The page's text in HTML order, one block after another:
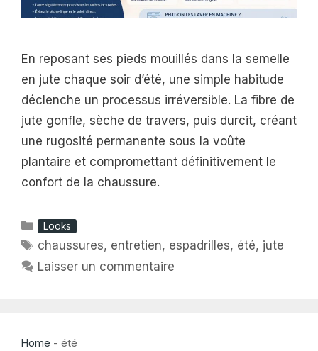
En reposant ses pieds mouillés dans la semelle
en jute chaque soir d’été, une simple habitude
déclenche un processus irréversible. La fibre de
jute gonfle, sèche de travers, puis durcit, créant
une rugosité permanente sous la voûte
plantaire et compromettant définitivement le
confort de la chaussure.
Catégories
Looks
Étiquettes
chaussures, entretien, espadrilles, été, jute
Laisser un commentaire
Home - été